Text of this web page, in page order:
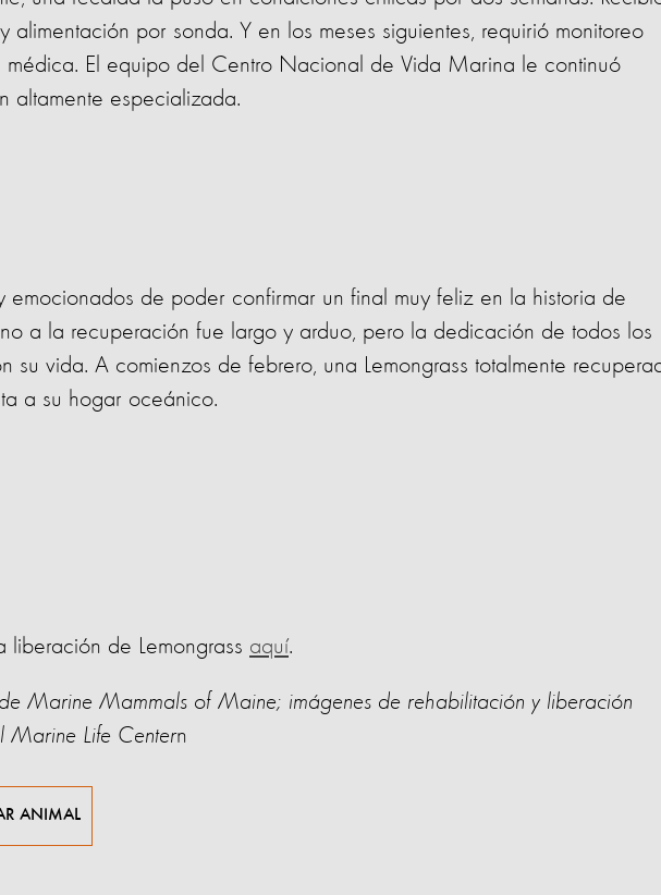
alimentación por sonda. Y en los meses siguientes, requirió monitoreo
médica. El equipo del Centro Nacional de Vida Marina le continuó
altamente especializada.
emocionados de poder confirmar un final muy feliz en la historia de
a la recuperación fue largo y arduo, pero la dedicación de todos los
su vida. A comienzos de febrero, una Lemongrass totalmente
a su hogar oceánico.
liberación de Lemongrass aquí.
Marine Mammals of Maine; imágenes de rehabilitación y liberación
Marine Life Centern
ANIMAL